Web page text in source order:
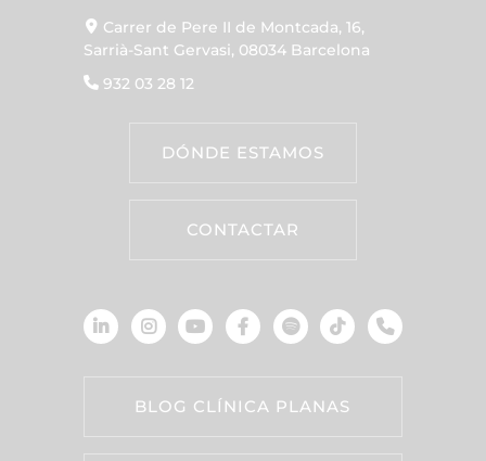
Carrer de Pere II de Montcada, 16,
Sarrià-Sant Gervasi, 08034 Barcelona
932 03 28 12
DÓNDE ESTAMOS
CONTACTAR
BLOG CLÍNICA PLANAS